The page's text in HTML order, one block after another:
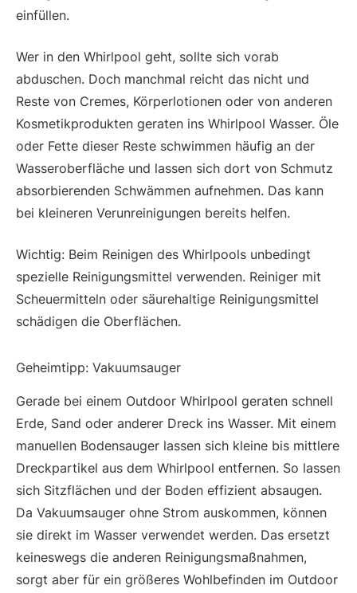
einfüllen.
Wer in den Whirlpool geht, sollte sich vorab
abduschen. Doch manchmal reicht das nicht und
Reste von Cremes, Körperlotionen oder von anderen
Kosmetikprodukten geraten ins Whirlpool Wasser. Öle
oder Fette dieser Reste schwimmen häufig an der
Wasseroberfläche und lassen sich dort von Schmutz
absorbierenden Schwämmen aufnehmen. Das kann
bei kleineren Verunreinigungen bereits helfen.
Wichtig: Beim Reinigen des Whirlpools unbedingt
spezielle Reinigungsmittel verwenden. Reiniger mit
Scheuermitteln oder säurehaltige Reinigungsmittel
schädigen die Oberflächen.
Geheimtipp: Vakuumsauger
Gerade bei einem Outdoor Whirlpool geraten schnell
Erde, Sand oder anderer Dreck ins Wasser. Mit einem
manuellen Bodensauger lassen sich kleine bis mittlere
Dreckpartikel aus dem Whirlpool entfernen. So lassen
sich Sitzflächen und der Boden effizient absaugen.
Da Vakuumsauger ohne Strom auskommen, können
sie direkt im Wasser verwendet werden. Das ersetzt
keineswegs die anderen Reinigungsmaßnahmen,
sorgt aber für ein größeres Wohlbefinden im Outdoor